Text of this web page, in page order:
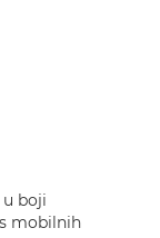
u boji
mobilnih